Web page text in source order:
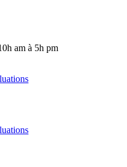
am à 5h pm